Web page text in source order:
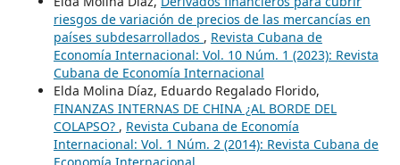
riesgos de variación de precios de las mercancías en
países subdesarrollados , Revista Cubana de
Economía Internacional: Vol. 10 Núm. 1 (2023): Revista
Cubana de Economía Internacional
Elda Molina Díaz, Eduardo Regalado Florido,
FINANZAS INTERNAS DE CHINA ¿AL BORDE DEL
COLAPSO? , Revista Cubana de Economía
Internacional: Vol. 1 Núm. 2 (2014): Revista Cubana de